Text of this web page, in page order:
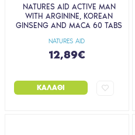
NATURES AID
NATURES AID ACTIVE MAN
WITH ARGININE, KOREAN
GINSENG AND MACA 60 TABS
12,89€
ΚΑΛΆΘΙ